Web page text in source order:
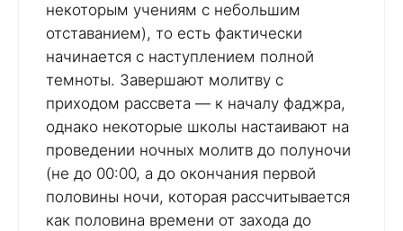
некоторым учениям с небольшим
отставанием), то есть фактически
начинается с наступлением полной
темноты. Завершают молитву с
приходом рассвета — к началу фаджра,
однако некоторые школы настаивают на
проведении ночных молитв до полуночи
(не до 00:00, а до окончания первой
половины ночи, которая рассчитывается
как половина времени от захода до